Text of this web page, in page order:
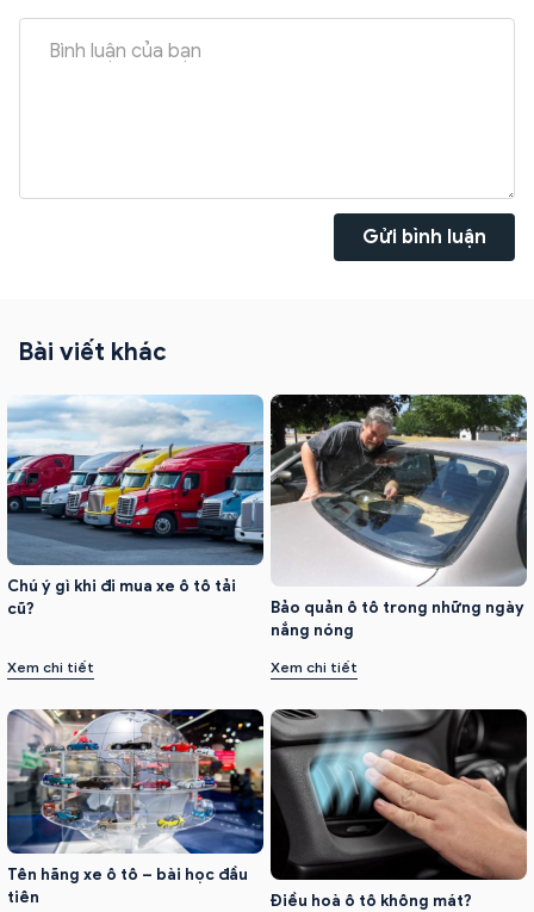
Gửi bình luận
Bài viết khác
Chú ý gì khi đi mua xe ô tô tải
cũ?
Xem chi tiết
Bảo quản ô tô trong những ngày
nắng nóng
Xem chi tiết
Tên hãng xe ô tô – bài học đầu
tiên
Điều hoà ô tô không mát?